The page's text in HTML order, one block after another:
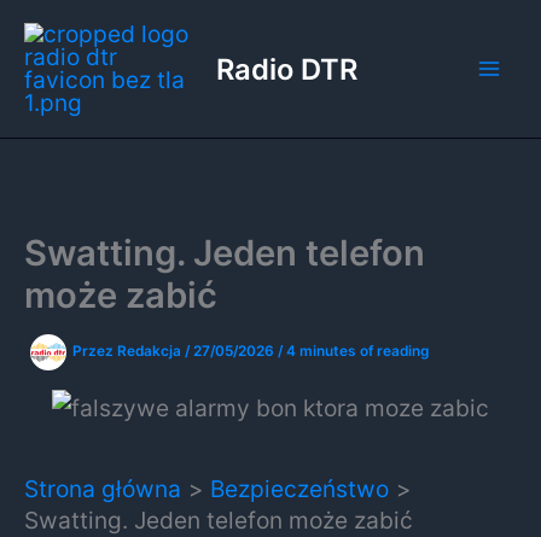
Przejdź
do
treści
Radio DTR
Swatting. Jeden telefon
może zabić
Przez Redakcja /27/05/2026 /4 minutes of reading
Strona główna
Bezpieczeństwo
Swatting. Jeden telefon może zabić